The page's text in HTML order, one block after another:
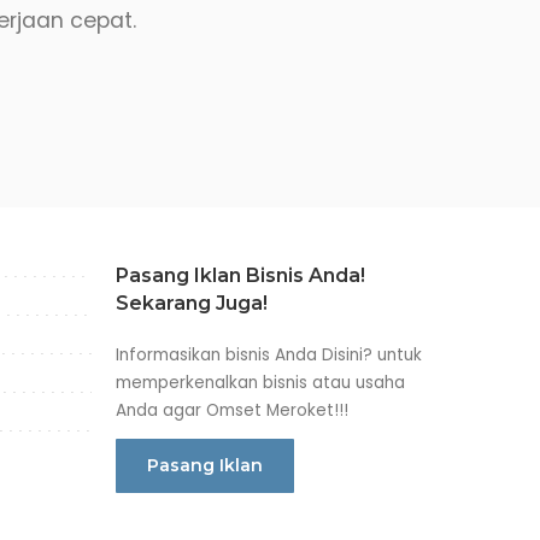
cepat.
Pasang Iklan Bisnis Anda!
Sekarang Juga!
Informasikan bisnis Anda Disini? untuk
memperkenalkan bisnis atau usaha
Anda agar Omset Meroket!!!
Pasang Iklan